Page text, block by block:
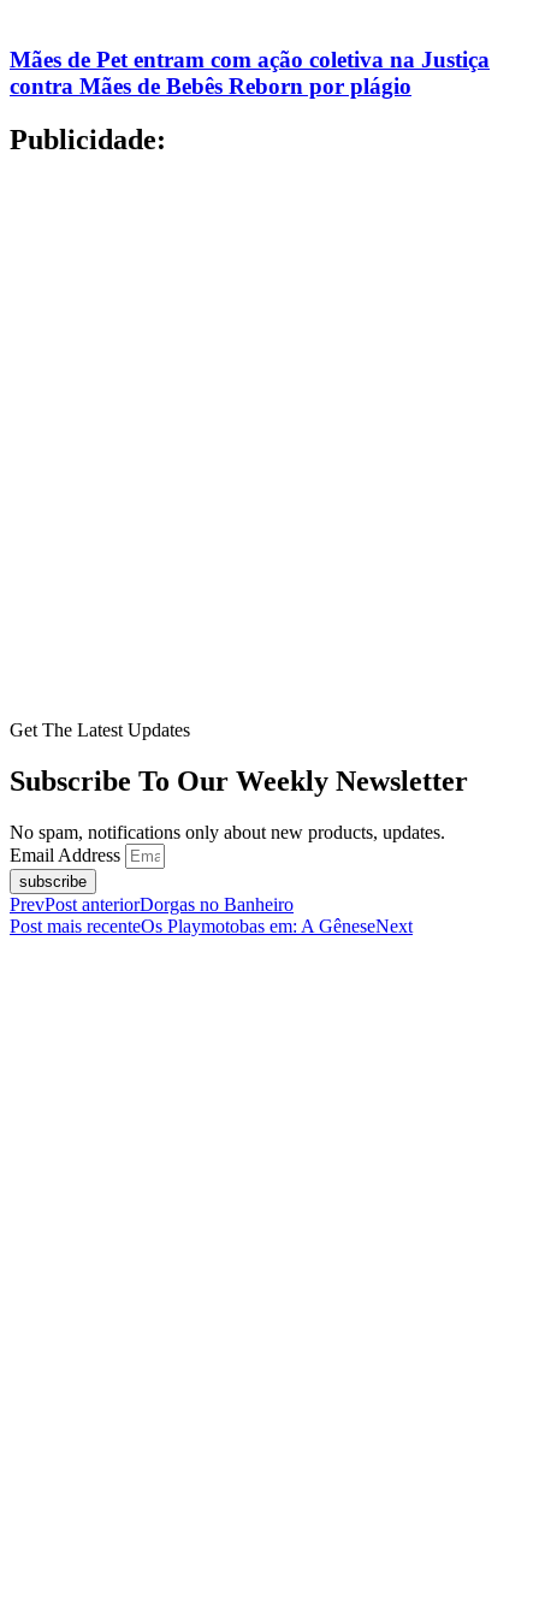
Mães de Pet entram com ação coletiva na Justiça
contra Mães de Bebês Reborn por plágio
Publicidade:
Get The Latest Updates
Subscribe To Our Weekly Newsletter
No spam, notifications only about new products, updates.
Email Address
subscribe
PrevPost anteriorDorgas no Banheiro
Post mais recenteOs Playmotobas em: A GêneseNext